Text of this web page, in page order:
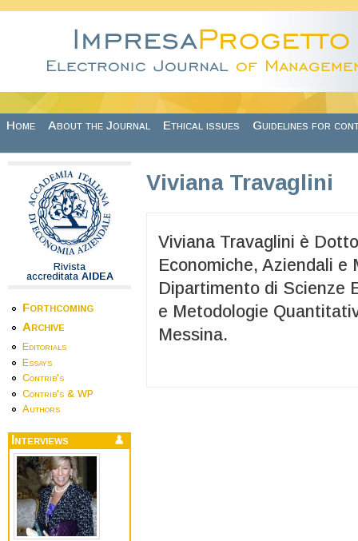
Home About the Journal Ethical issues Guidelines for
Rivista
accreditata AIDEA
Forthcoming
Archive
Editorials
Essays
Contrib's
Contrib's & WP
Authors
Interviews
Viviana Travaglini
Viviana Travaglini è
Economiche, Aziendali
Dipartimento di Scienze
e Metodologie
Messina.